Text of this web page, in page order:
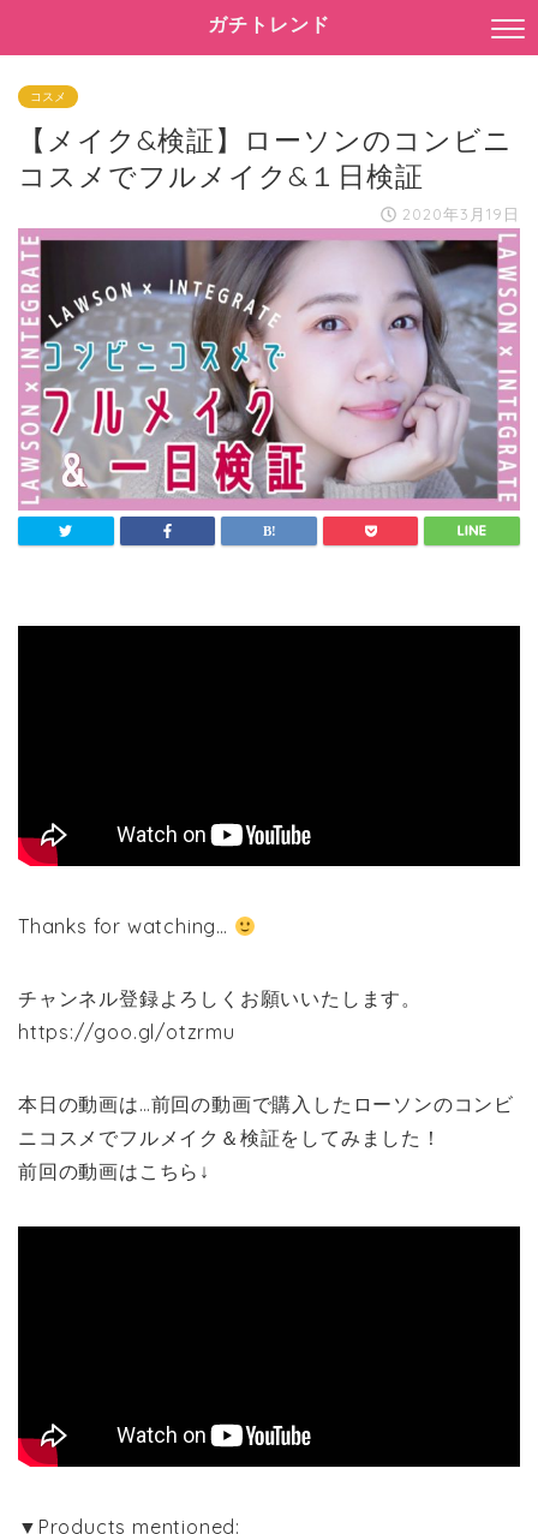
ガチトレンド
コスメ
【メイク&検証】ローソンのコンビニ
コスメでフルメイク&１日検証
2020年3月19日
Thanks for watching…
チャンネル登録よろしくお願いいたします。
https://goo.gl/otzrmu
本日の動画は…前回の動画で購入したローソンのコンビ
ニコスメでフルメイク＆検証をしてみました！
前回の動画はこちら↓
▼Products mentioned: